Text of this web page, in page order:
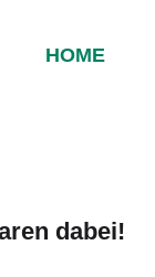
HOME
dabei!